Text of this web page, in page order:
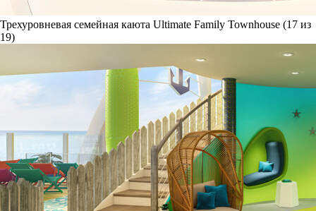
Трехуровневая семейная каюта Ultimate Family Townhouse (17 из
19)